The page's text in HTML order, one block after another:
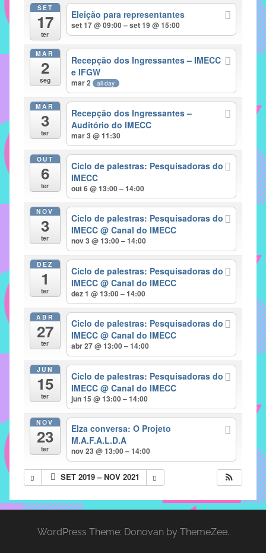
como
atribuição
implementar
mecanismos
proporcionem
fortalecimento
sociais
profissionais
alunos,
professores
pacificadoras
problemas
verificados
instituto,
para
prevenção
SET
17
ter
Eleição para representantes
set 17 @ 09:00 – set 19 @ 15:00
MAR
2
seg
Recepção dos Ingressantes – IMECC
e IFGW
mar 2 all-day
MAR
3
ter
Recepção dos Ingressantes –
Auditório do IMECC
mar 3 @ 11:30
OUT
6
ter
Ciclo de palestras: Pesquisadoras do
IMECC
out 6 @ 13:00 – 14:00
NOV
3
ter
Ciclo de palestras: Pesquisadoras do
IMECC@ Canal do IMECC
nov 3 @ 13:00 – 14:00
DEZ
1
ter
Ciclo de palestras: Pesquisadoras do
IMECC@ Canal do IMECC
dez 1 @ 13:00 – 14:00
ABR
27
ter
Ciclo de palestras: Pesquisadoras do
IMECC@ Canal do IMECC
abr 27 @ 13:00 – 14:00
JUN
15
ter
Ciclo de palestras: Pesquisadoras do
IMECC@ Canal do IMECC
jun 15 @ 13:00 – 14:00
NOV
23
ter
Elza conversa: O Projeto
M.A.F.A.L.D.A
nov 23 @ 13:00 – 14:00
SET 2019 – NOV 2021
WordPress Theme: Donovan by ThemeZee.